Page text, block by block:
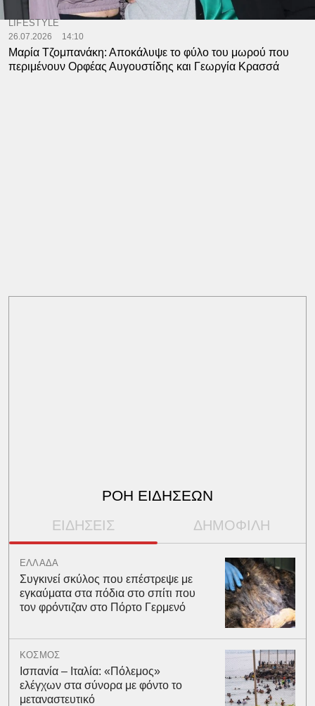
LIFESTYLE
26.07.2026 14:10
Μαρία Τζομπανάκη: Αποκάλυψε το φύλο του μωρού που
περιμένουν Ορφέας Αυγουστίδης και Γεωργία Κρασσά
ΡΟΗ ΕΙΔΗΣΕΩΝ
ΕΙΔΗΣΕΙΣ ΔΗΜΟΦΙΛΗ
ΕΛΛΑΔΑ
Συγκινεί σκύλος που επέστρεψε με
εγκαύματα στα πόδια στο σπίτι που
τον φρόντιζαν στο Πόρτο Γερμενό
ΚΟΣΜΟΣ
Ισπανία – Ιταλία: «Πόλεμος»
ελέγχων στα σύνορα με φόντο το
μεταναστευτικό